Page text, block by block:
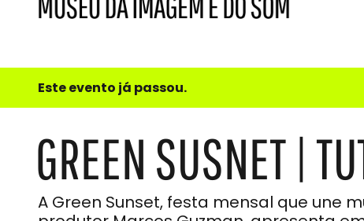
e
do
Som
Este evento já passou.
GREEN SUSNET |
A Green Sunset, festa mensal que une